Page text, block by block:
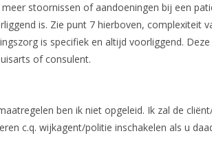
stoornissen of aandoeningen bij een
is. Zie punt 7 hierboven, complexiteit
is specifiek en altijd voorliggend.
of consulent.
ben ik niet opgeleid. Ik zal de
c.q. wijkagent/politie inschakelen als u